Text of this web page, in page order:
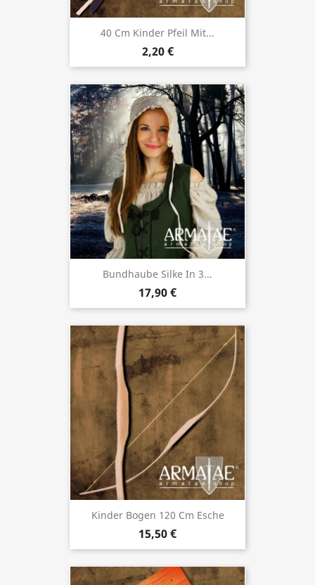
40 Cm Kinder Pfeil Mit...
2,20 €
Bundhaube Silke In 3...
17,90 €
Kinder Bogen 120 Cm Esche
15,50 €